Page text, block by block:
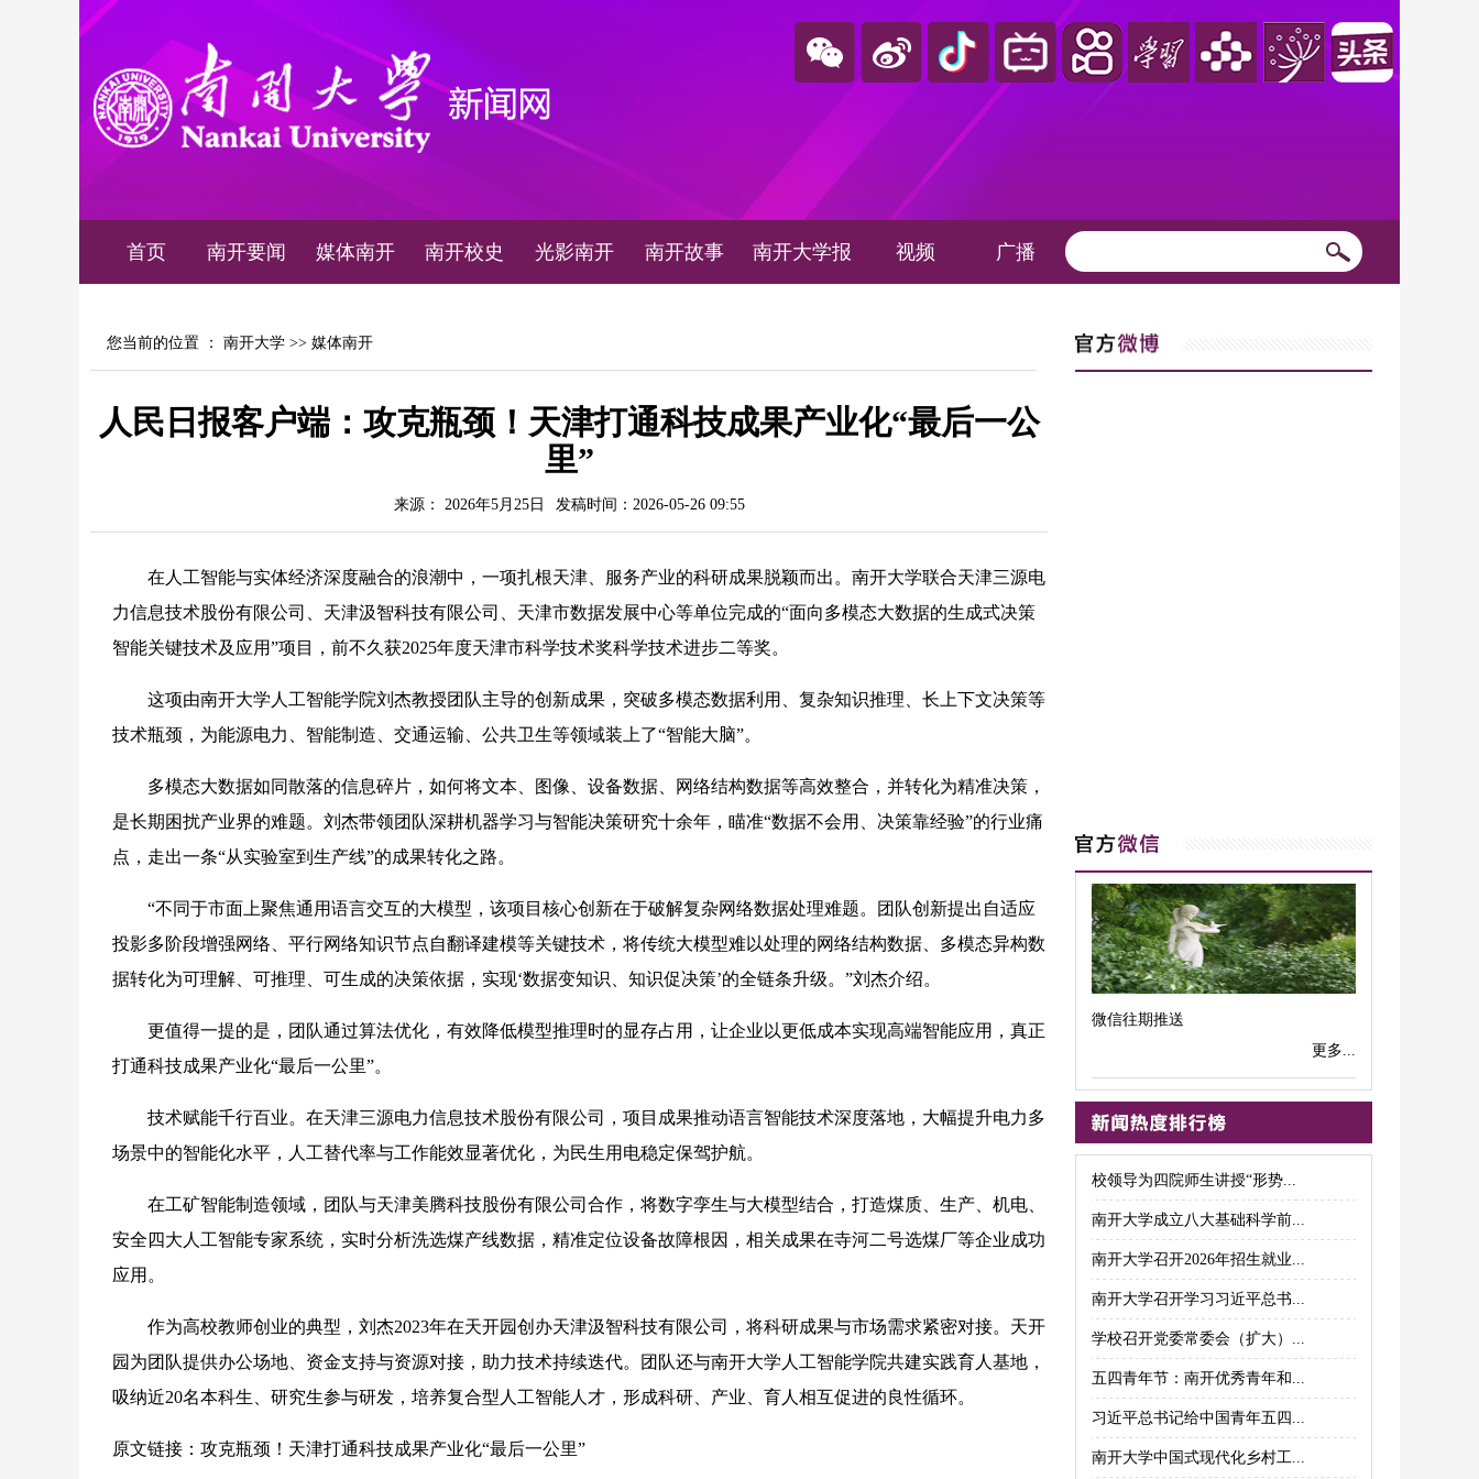
首页 南开要闻 媒体南开 南开校史 光影南开 南开故事 南开大学报 视频 广播
您当前的位置 ： 南开大学 >> 媒体南开
人民日报客户端：攻克瓶颈！天津打通科技成果产业化“最后一公
里”
来源： 2026年5月25日 发稿时间：2026-05-26 09:55
在人工智能与实体经济深度融合的浪潮中，一项扎根天津、服务产业的科研成果脱颖而出。南开大学联合天津三源电
力信息技术股份有限公司、天津汲智科技有限公司、天津市数据发展中心等单位完成的“面向多模态大数据的生成式决策
智能关键技术及应用”项目，前不久获2025年度天津市科学技术奖科学技术进步二等奖。
这项由南开大学人工智能学院刘杰教授团队主导的创新成果，突破多模态数据利用、复杂知识推理、长上下文决策等
技术瓶颈，为能源电力、智能制造、交通运输、公共卫生等领域装上了“智能大脑”。
多模态大数据如同散落的信息碎片，如何将文本、图像、设备数据、网络结构数据等高效整合，并转化为精准决策，
是长期困扰产业界的难题。刘杰带领团队深耕机器学习与智能决策研究十余年，瞄准“数据不会用、决策靠经验”的行业痛
点，走出一条“从实验室到生产线”的成果转化之路。
“不同于市面上聚焦通用语言交互的大模型，该项目核心创新在于破解复杂网络数据处理难题。团队创新提出自适应
投影多阶段增强网络、平行网络知识节点自翻译建模等关键技术，将传统大模型难以处理的网络结构数据、多模态异构数
据转化为可理解、可推理、可生成的决策依据，实现‘数据变知识、知识促决策’的全链条升级。”刘杰介绍。
更值得一提的是，团队通过算法优化，有效降低模型推理时的显存占用，让企业以更低成本实现高端智能应用，真正
打通科技成果产业化“最后一公里”。
技术赋能千行百业。在天津三源电力信息技术股份有限公司，项目成果推动语言智能技术深度落地，大幅提升电力多
场景中的智能化水平，人工替代率与工作能效显著优化，为民生用电稳定保驾护航。
在工矿智能制造领域，团队与天津美腾科技股份有限公司合作，将数字孪生与大模型结合，打造煤质、生产、机电、
安全四大人工智能专家系统，实时分析洗选煤产线数据，精准定位设备故障根因，相关成果在寺河二号选煤厂等企业成功
应用。
作为高校教师创业的典型，刘杰2023年在天开园创办天津汲智科技有限公司，将科研成果与市场需求紧密对接。天开
园为团队提供办公场地、资金支持与资源对接，助力技术持续迭代。团队还与南开大学人工智能学院共建实践育人基地，
吸纳近20名本科生、研究生参与研发，培养复合型人工智能人才，形成科研、产业、育人相互促进的良性循环。
原文链接： 攻克瓶颈！天津打通科技成果产业化“最后一公里”
微信往期推送
更多...
校领导为四院师生讲授“形势...
南开大学成立八大基础科学前...
南开大学召开2026年招生就业...
南开大学召开学习习近平总书...
学校召开党委常委会（扩大）...
五四青年节：南开优秀青年和...
习近平总书记给中国青年五四...
南开大学中国式现代化乡村工...